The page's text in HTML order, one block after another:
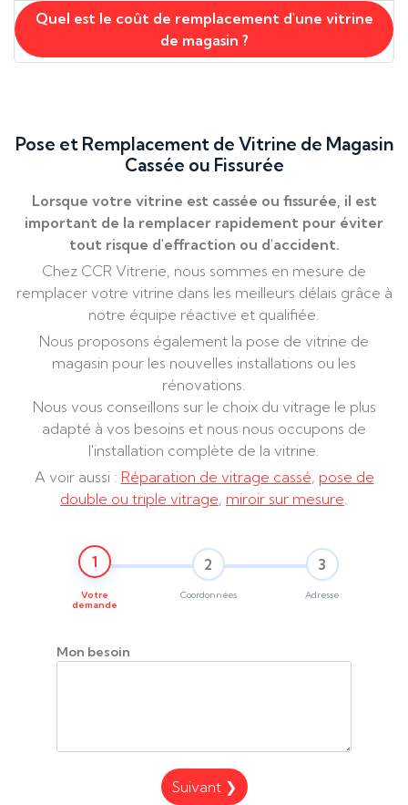
Quel est le coût de remplacement d'une vitrine
de magasin ?
Pose et Remplacement de Vitrine de Magasin
Cassée ou Fissurée
Lorsque votre vitrine est cassée ou fissurée, il est
important de la remplacer rapidement pour éviter
tout risque d'effraction ou d'accident.
Chez CCR Vitrerie, nous sommes en mesure de
remplacer votre vitrine dans les meilleurs délais grâce à
notre équipe réactive et qualifiée.
Nous proposons également la pose de vitrine de
magasin pour les nouvelles installations ou les
rénovations.
Nous vous conseillons sur le choix du vitrage le plus
adapté à vos besoins et nous nous occupons de
l'installation complète de la vitrine.
A voir aussi : Réparation de vitrage cassé, pose de
double ou triple vitrage, miroir sur mesure
1
Votre
demande
2
Coordonnées
3
Adresse
Mon besoin
Suivant ❯